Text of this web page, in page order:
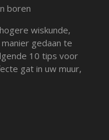
boren
wiskunde,
gedaan te
10 tips voor
gat in uw muur,